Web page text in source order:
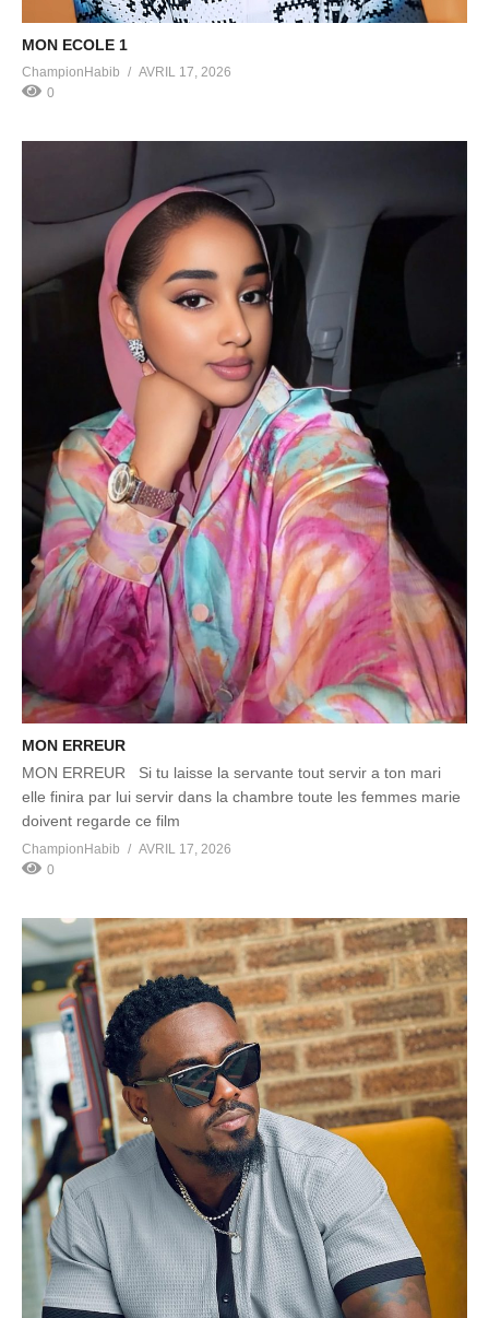
MON ECOLE 1
ChampionHabib
AVRIL 17, 2026
0
MON ERREUR
MON ERREUR Si tu laisse la servante tout servir a ton mari
elle finira par lui servir dans la chambre toute les femmes marie
doivent regarde ce film
ChampionHabib
AVRIL 17, 2026
0